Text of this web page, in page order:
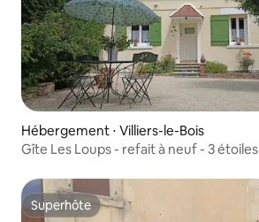
Hébergement ⋅ Villiers-le-Bois
Gîte Les Loups - refait à neuf - 3 étoiles
Superhôte
Superhôte